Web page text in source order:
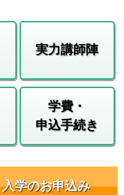
実力講師陣
学費・
申込手続き
入学のお申込み